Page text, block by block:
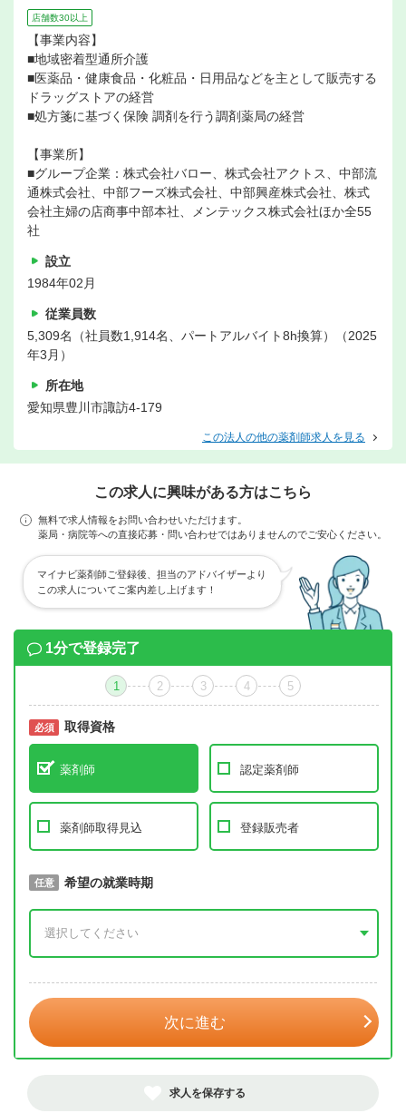
店舗数30以上
【事業内容】
■地域密着型通所介護
■医薬品・健康食品・化粧品・日用品などを主として販売する
ドラッグストアの経営
■処方箋に基づく保険 調剤を行う調剤薬局の経営
【事業所】
■グループ企業：株式会社バロー、株式会社アクトス、中部流
通株式会社、中部フーズ株式会社、中部興産株式会社、株式
会社主婦の店商事中部本社、メンテックス株式会社ほか全55
社
設立
1984年02月
従業員数
5,309名（社員数1,914名、パートアルバイト8h換算）（2025
年3月）
所在地
愛知県豊川市諏訪4-179
この法人の他の薬剤師求人を見る
この求人に興味がある方はこちら
無料で求人情報をお問い合わせいただけます。
薬局・病院等への直接応募・問い合わせではありませんのでご安心ください。
マイナビ薬剤師ご登録後、担当のアドバイザーより
この求人についてご案内差し上げます！
1分で登録完了
1 2 3 4 5
必須 取得資格
薬剤師 認定薬剤師
薬剤師取得見込 登録販売者
必須 取得予定年
任意 希望の就業時期
次に進む
求人を保存する